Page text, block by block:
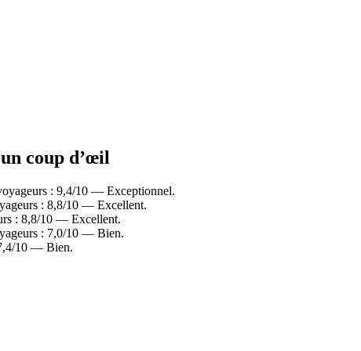
coup d’œil
: 9,4/10 — Exceptionnel.
: 8,8/10 — Excellent.
: 8,8/10 — Excellent.
: 7,0/10 — Bien.
10 — Bien.